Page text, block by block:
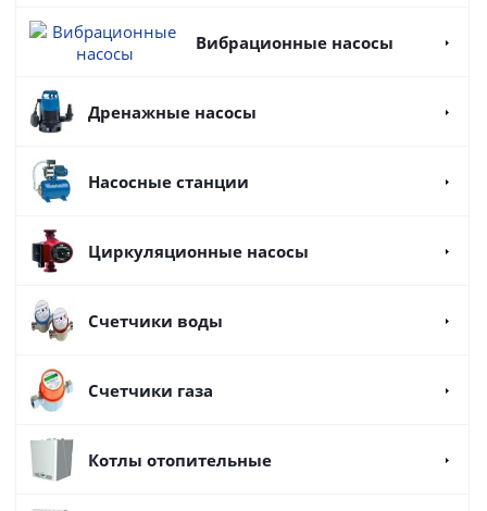
Вибрационные насосы
Дренажные насосы
Насосные станции
Циркуляционные насосы
Счетчики воды
Счетчики газа
Котлы отопительные